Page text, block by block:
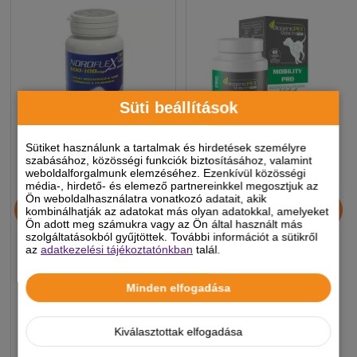
Süti beállítások
Sütiket használunk a tartalmak és hirdetések személyre
szabásához, közösségi funkciók biztosításához, valamint
weboldalforgalmunk elemzéséhez. Ezenkívül közösségi
média-, hirdető- és elemező partnereinkkel megosztjuk az
Ön weboldalhasználatra vonatkozó adatait, akik
kombinálhatják az adatokat más olyan adatokkal, amelyeket
Ön adott meg számukra vagy az Ön által használt más
szolgáltatásokból gyűjtöttek. További információt a sütikről
azadatkezelési tájékoztatónkban talál.
Minden elfogadása
Kiválasztottak elfogadása
Noroflex 600+100mg 60db
ízületvédő,
fájdalomcsökkentő
rágótabletta
7 990 Ft
Készleten, várható szállítás 1-3
BiogenicPet Mobility Pro
60x - csúcs ízületvédő
kutyáknak
16 990 Ft
Készleten, várható szállítás 1-3